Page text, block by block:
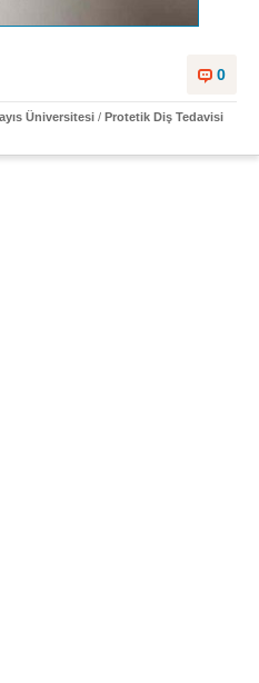
0
Üniversitesi / Protetik Diş Tedavisi